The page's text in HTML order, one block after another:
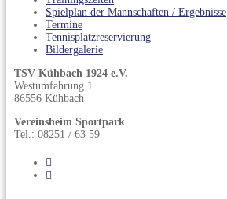
Spielplan der Mannschaften / Ergebnisse
Termine
Tennisplatzreservierung
Bildergalerie
TSV Kühbach 1924 e.V.
Westumfahrung 1
86556 Kühbach
Vereinsheim Sportpark
Tel.: 08251 / 63 59